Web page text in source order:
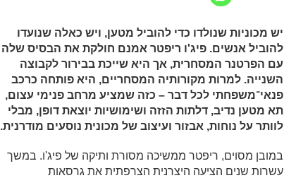
יש מכוניות שנולדו כדי להוביל מטען, ויש כאלה שנועדו
להוביל אנשים. פיג'ו ריפטר אמנם חולקת את הבסיס שלה
עם הפרטנר המסחרית, אך היא שייכת בבירור לקבוצה
השנייה. למרות מקורותיה המסחריים, היא פותחה כרכב
פנאי־משפחתי לכל דבר – כזה שמציע מרחב פנימי עצום,
תא מטען נדיב, דלתות הזזה ושימושיות יוצאת דופן, מבלי
לוותר על נוחות, אבזור ועיצוב של מכונית נוסעים מודרנית.
במובן מסוים, ריפטר ממשיכה מסורת ותיקה של פיג'ו. במשך
עשרות שנים הציעה היצרנית הצרפתית את גרסאות